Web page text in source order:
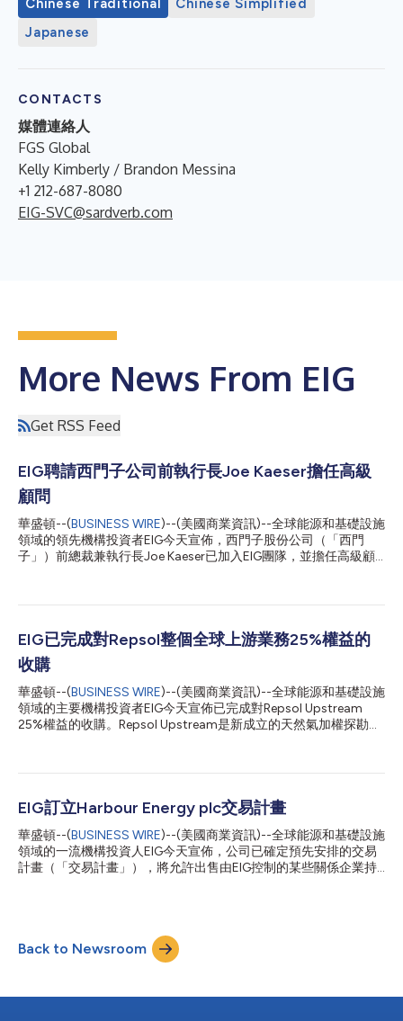
Chinese Traditional
Chinese Simplified
Japanese
CONTACTS
媒體連絡人
FGS Global
Kelly Kimberly / Brandon Messina
+1 212-687-8080
EIG-SVC@sardverb.com
More News From EIG
Get RSS Feed
EIG聘請西門子公司前執行長Joe Kaeser擔任高級
顧問
華盛頓--(BUSINESS WIRE)--(美國商業資訊)--全球能源和基礎設施
領域的領先機構投資者EIG今天宣佈，西門子股份公司（「西門
子」）前總裁兼執行長Joe Kaeser已加入EIG團隊，並擔任高級顧
於2006年至2013年擔任西門子財務長，並於2013年至2021年擔
要轉型，他帶領公司執行重要戰略措施，包括將西門子的集團架構
重組成三家重點公司：西門子醫療(Siemens Healthineers)、西門
子能源(Siemens Energy)以及新工業西門子股份公司(Siemens
AG)，為所有股東創造巨大價值。Kaeser目前擔任西門子能源董事
會的非執行董事長。該公司是發電、輸電和配電產品、解決方案及
服務的供應商。另外，Kaeser還擔任戴姆勒卡車控股公司(Daimler
Truck Holding AG)董事會的的非執行董事長，並在林德集團
EIG已完成對Repsol整個全球上游業務25%權益的
收購
華盛頓--(BUSINESS WIRE)--(美國商業資訊)--全球能源和基礎設施
領域的主要機構投資者EIG今天宣佈已完成對Repsol Upstream
25%權益的收購。Repsol Upstream是新成立的天然氣加權探勘和
Repsol Upstream 25%的權益（包括債務），Repsol則持有剩餘的
產組合，由在美國等15個國家的超過60萬桶石油當量/天的生產和
經營業務組成。該投資組合產生大量的自由現金流，應該可以帶來
可觀的股利，同時還保持了相對於同業而言較低的碳排放強度。
Repsol和EIG都預計，如果市場狀況有利，該業務有可能於2026年
開始在美國上市。 EIG董事長兼執行長R. Blair Thomas表示：
EIG訂立Harbour Energy plc交易計畫
華盛頓--(BUSINESS WIRE)--(美國商業資訊)--全球能源和基礎設施
領域的一流機構投資人EIG今天宣佈，公司已確定預先安排的交易
計畫（「交易計畫」），將允許出售由EIG控制的某些關係企業持
EIG關聯股東而言，該分配是應納稅事件；因此，EIG正在根據交易
計畫出售股份，主要是為了履行此類納稅義務。2023年2月6日訂
立的交易計畫將允許在EIG可能因內幕交易法律或Harbour Energy
股份。交易計畫將由獨立經紀人管理，並受交易計畫中規定的預設
Back to Newsroom